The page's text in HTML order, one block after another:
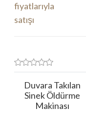
Duvara Takılan
Sinek Öldürme
Makinası